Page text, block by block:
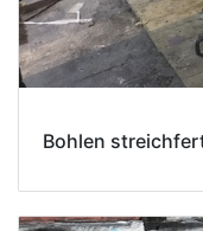
Bohlen